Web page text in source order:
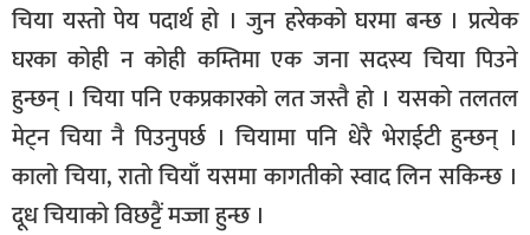
चिया यस्तो पेय पदार्थ हो । जुन हरेकको घरमा बन्छ । प्रत्येक
घरका कोही न कोही कम्तिमा एक जना सदस्य चिया पिउने
हुन्छन् । चिया पनि एकप्रकारको लत जस्तै हो । यसको तलतल
मेट्न चिया नै पिउनुपर्छ । चियामा पनि धेरै भेराईटी हुन्छन् ।
कालो चिया, रातो चियाँ यसमा कागतीको स्वाद लिन सकिन्छ ।
दूध चियाको विछट्टैं मज्जा हुन्छ ।